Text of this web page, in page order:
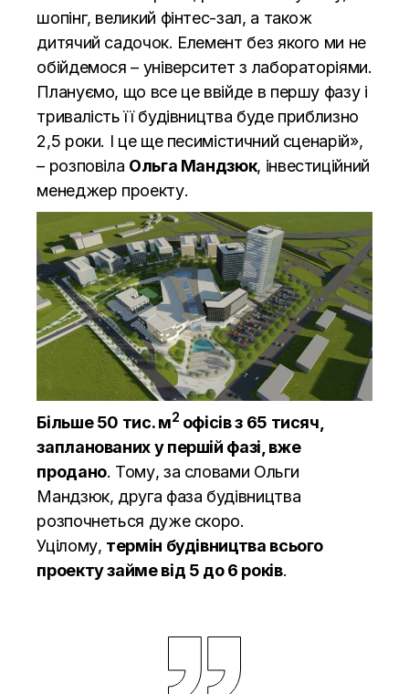
шопінг, великий фінтес-зал, а також
дитячий садочок. Елемент без якого ми не
обійдемося – університет з лабораторіями.
Плануємо, що все це ввійде в першу фазу і
тривалість її будівництва буде приблизно
2,5 роки. І це ще песимістичний сценарій»,
– розповіла Ольга Мандзюк, інвестиційний
менеджер проекту.
Більше 50 тис. м2 офісів з 65 тисяч,
запланованих у першій фазі, вже
продано. Тому, за словами Ольги
Мандзюк, друга фаза будівництва
розпочнеться дуже скоро.
Уцілому, термін будівництва всього
проекту займе від 5 до 6 років.